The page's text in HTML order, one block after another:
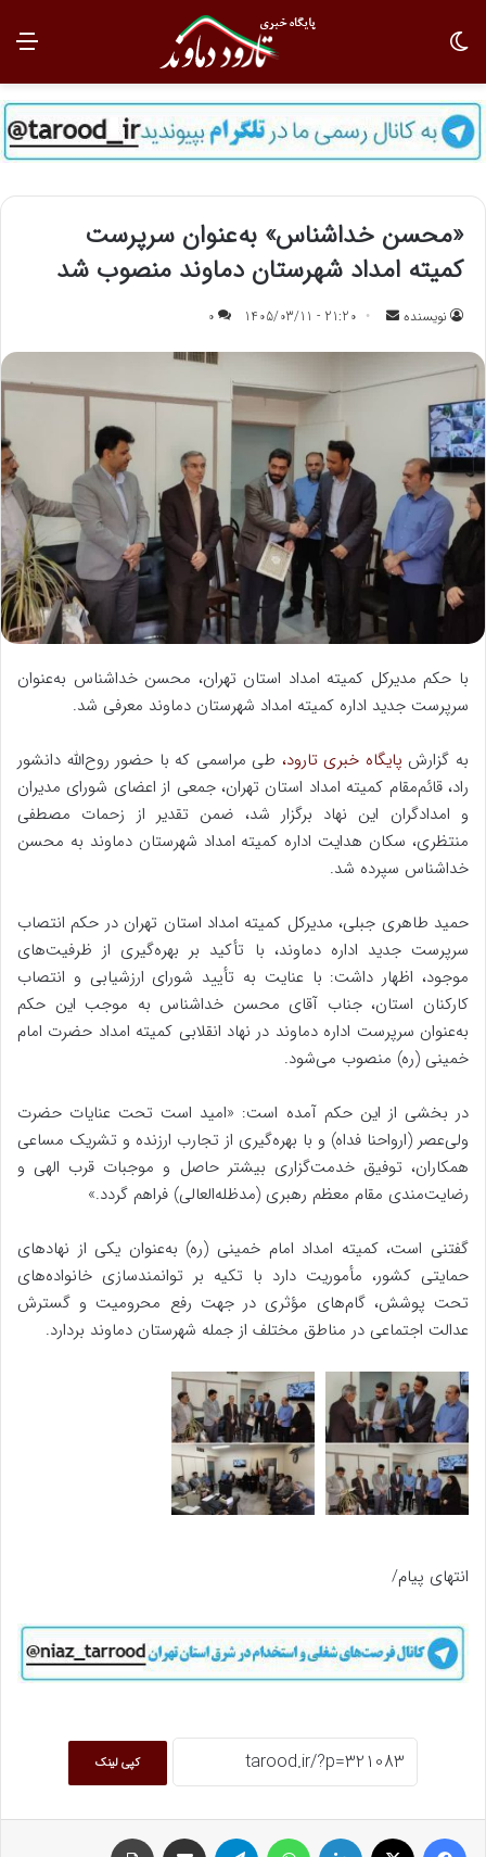
«محسن خداشناس» به‌عنوان سرپرست
کمیته امداد شهرستان‌ دماوند منصوب شد
نویسنده
م
ی
ل
21:20 - 1405/03/11
0
با حکم مدیرکل کمیته امداد استان تهران، محسن خداشناس به‌عنوان
سرپرست جدید اداره کمیته امداد شهرستان دماوند معرفی شد.
به گزارش پایگاه خبری تارود، طی مراسمی که با حضور روح‌الله دانشور
راد، قائم‌مقام کمیته امداد استان تهران، جمعی از اعضای شورای مدیران
و امدادگران این نهاد برگزار شد، ضمن تقدیر از زحمات مصطفی
منتظری، سکان هدایت اداره کمیته امداد شهرستان دماوند به محسن
خداشناس سپرده شد.
حمید طاهری جبلی، مدیرکل کمیته امداد استان تهران در حکم انتصاب
سرپرست جدید اداره دماوند، با تأکید بر بهره‌گیری از ظرفیت‌های
موجود، اظهار داشت: با عنایت به تأیید شورای ارزشیابی و انتصاب
کارکنان استان، جناب آقای محسن خداشناس به موجب این حکم
به‌عنوان سرپرست اداره دماوند در نهاد انقلابی کمیته امداد حضرت امام
خمینی (ره) منصوب می‌شود.
در بخشی از این حکم آمده است: «امید است تحت عنایات حضرت
ولی‌عصر (ارواحنا فداه) و با بهره‌گیری از تجارب ارزنده و تشریک مساعی
همکاران، توفیق خدمت‌گزاری بیشتر حاصل و موجبات قرب الهی و
رضایت‌مندی مقام معظم رهبری (مدظله‌العالی) فراهم گردد.»
گفتنی است، کمیته امداد امام خمینی (ره) به‌عنوان یکی از نهادهای
حمایتی کشور، مأموریت دارد با تکیه بر توانمندسازی خانواده‌های
تحت پوشش، گام‌های مؤثری در جهت رفع محرومیت و گسترش
عدالت اجتماعی در مناطق مختلف از جمله شهرستان دماوند بردارد.
انتهای پیام/
کپی لینک
ایکس